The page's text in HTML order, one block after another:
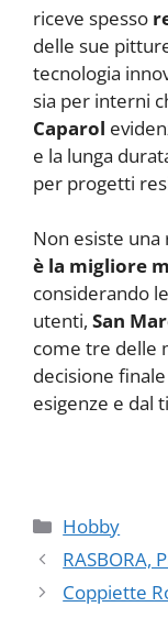
riceve spesso
delle sue
tecnologia
sia per interni
Caparol
e la lunga
per progetti
Non esiste una
è la migliore
considerando
utenti, San
come tre delle
decisione
esigenze e dal
Categorie
Hobby
RASBORA,
Coppiette